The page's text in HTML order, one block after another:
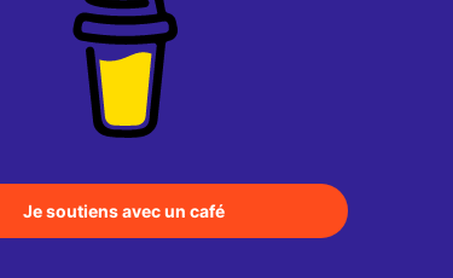
Je soutiens avec un café